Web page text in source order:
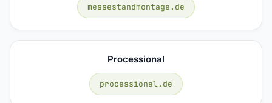
messestandmontage.de
Processional
processional.de